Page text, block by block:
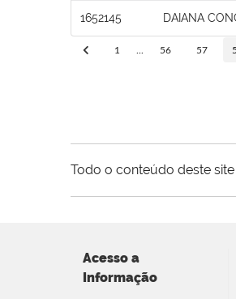
1652145 DAIANA
1 56 57
Todo o conteúdo deste
Acesso a
Informação